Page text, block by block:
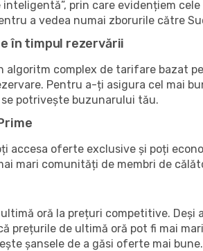
inteligentă”, prin care evidențiem
a vedea numai zborurile către
în timpul rezervării
complex de tarifare bazat
Pentru a-ți asigura cel mai
potrivește buzunarului tău.
accesa oferte exclusive și poți
mari comunități de membri de
oră la prețuri competitive.
prețurile de ultimă oră pot fi mai
șansele de a găsi oferte mai bune.